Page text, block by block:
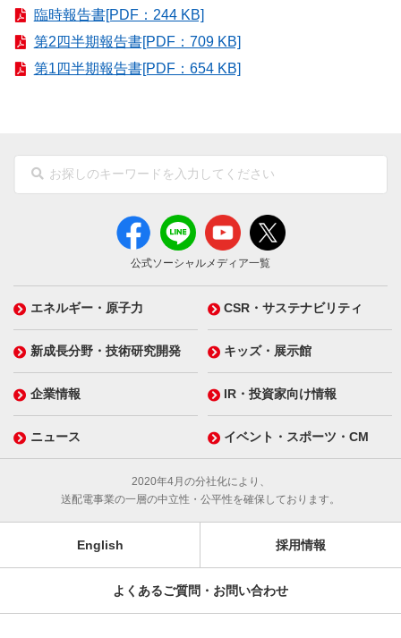
臨時報告書[PDF：244 KB]
第2四半期報告書[PDF：709 KB]
第1四半期報告書[PDF：654 KB]
公式ソーシャルメディア一覧
エネルギー・原子力 CSR・サステナビリティ
新成長分野・技術研究開発 キッズ・展示館
企業情報 IR・投資家向け情報
ニュース イベント・スポーツ・CM
2020年4月の分社化により、
送配電事業の一層の中立性・公平性を確保しております。
English 採用情報
よくあるご質問・お問い合わせ